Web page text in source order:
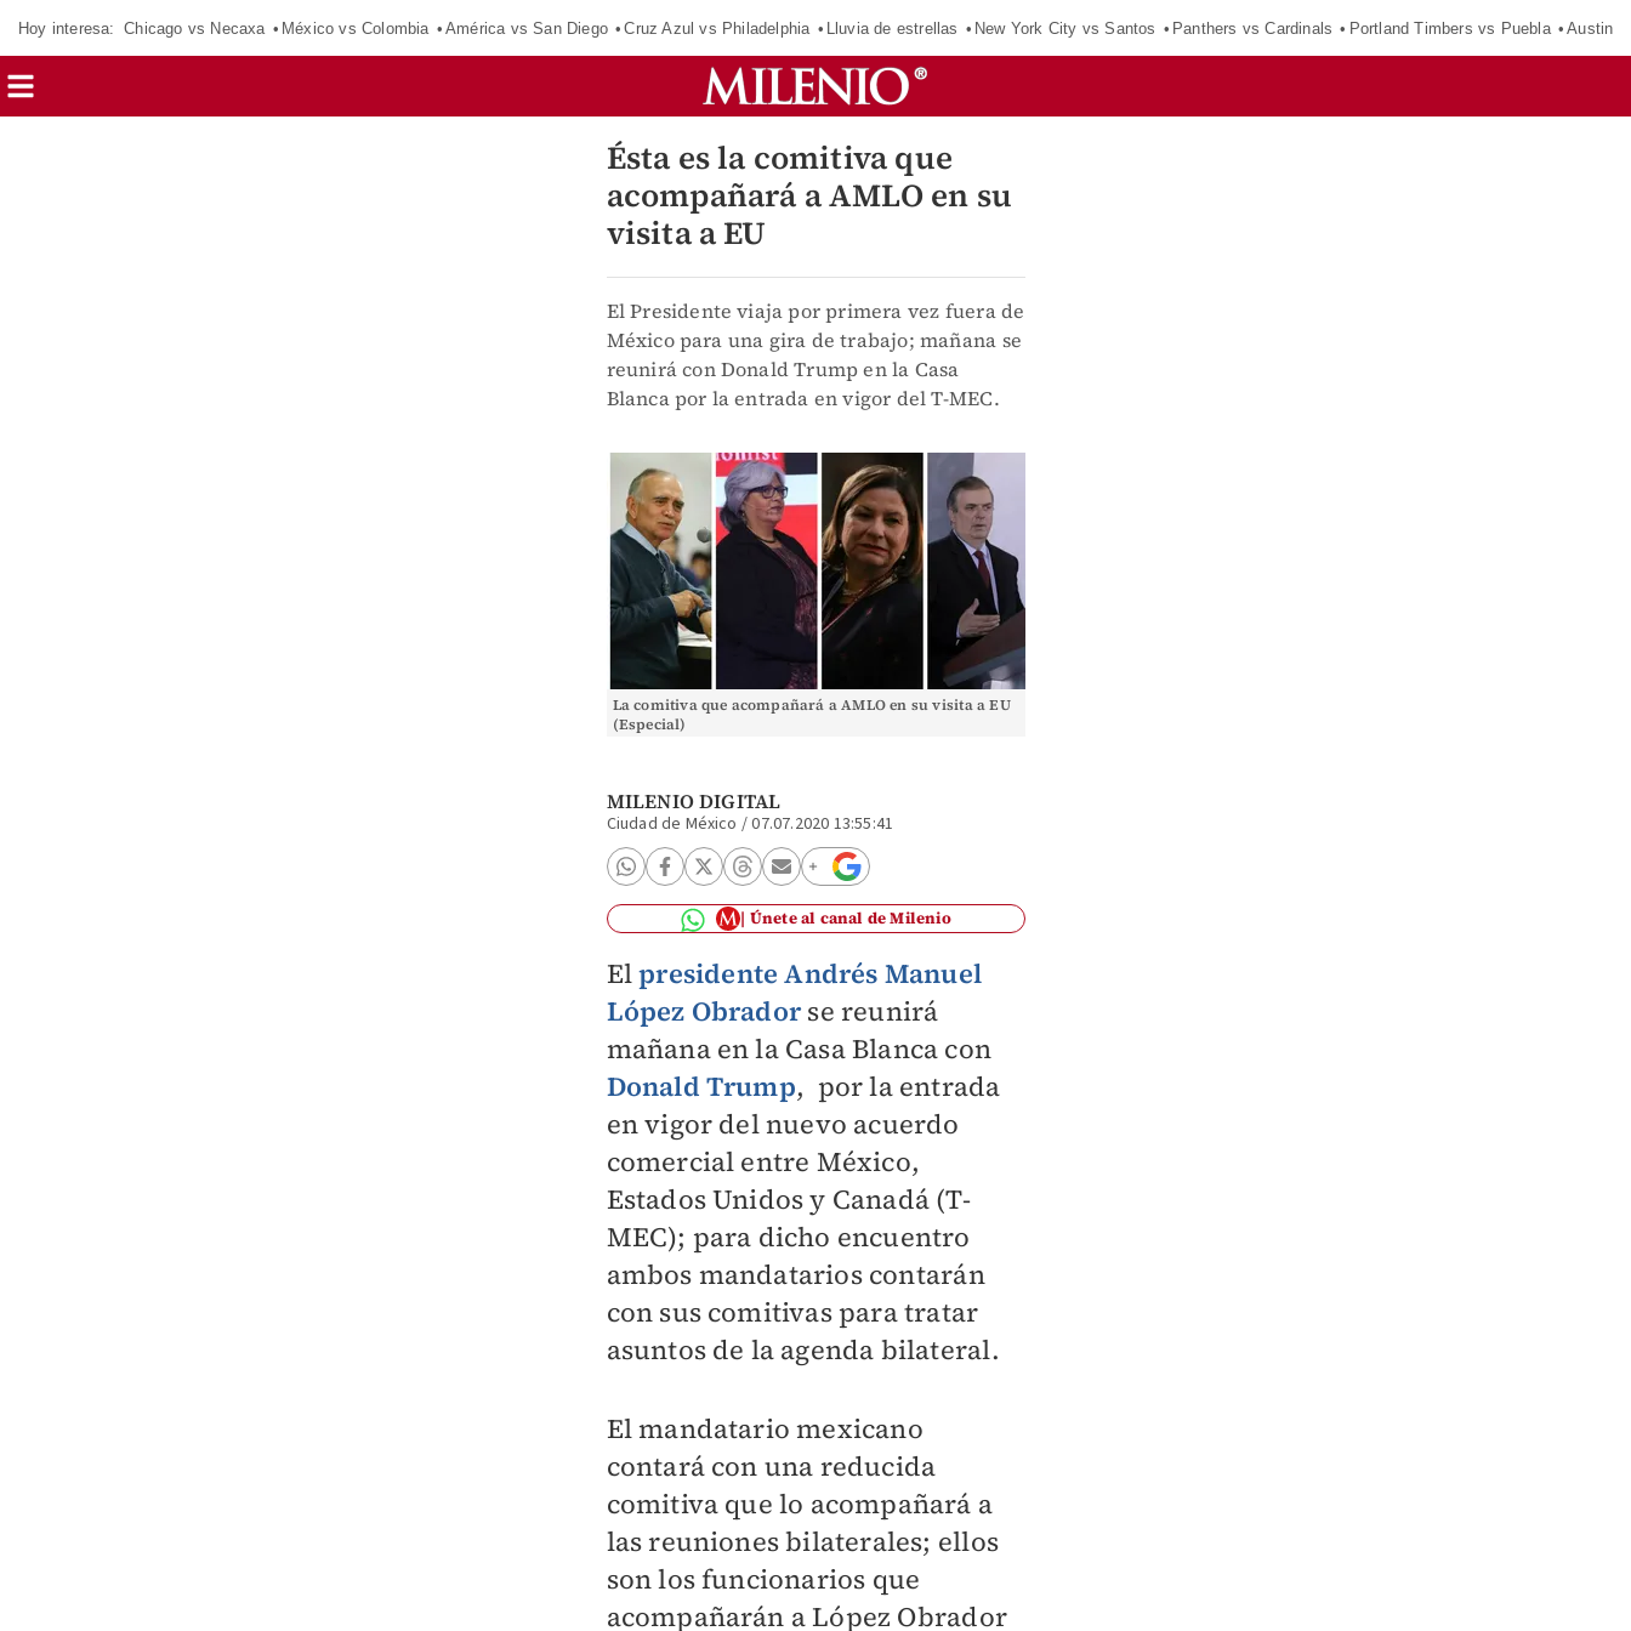
Hoy interesa: Chicago vs Necaxa México vs Colombia América vs San Diego Cruz Azul vs Philadelphia Lluvia de estrellas New York City vs Santos Panthers vs Cardinals Portland Timbers vs Puebla Austin
Ésta es la comitiva que
acompañará a AMLO en su
visita a EU
El Presidente viaja por primera vez fuera de
México para una gira de trabajo; mañana se
reunirá con Donald Trump en la Casa
Blanca por la entrada en vigor del T-MEC.
La comitiva que acompañará a AMLO en su visita a EU
(Especial)
MILENIO DIGITAL
Ciudad de México /07.07.2020 13:55:41
Únete al canal de Milenio
Elpresidente Andrés Manuel
López Obradorse reunirá
mañana en la Casa Blanca con
Donald Trump, por la entrada
en vigor del nuevo acuerdo
comercial entre México,
Estados Unidos y Canadá (T-
MEC); para dicho encuentro
ambos mandatarios contarán
con sus comitivas para tratar
asuntos de la agenda bilateral.
El mandatario mexicano
contará con una reducida
comitiva que lo acompañará a
las reuniones bilaterales; ellos
son los funcionarios que
acompañarán a López Obrador